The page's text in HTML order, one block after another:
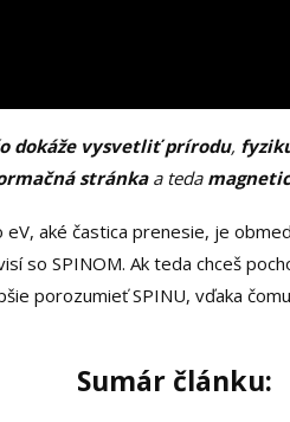
dokáže vysvetliť prírodu,
stránka a teda
aké častica prenesie, je
so SPINOM. Ak teda chceš
porozumieť SPINU, vďaka čomu
Sumár článku: